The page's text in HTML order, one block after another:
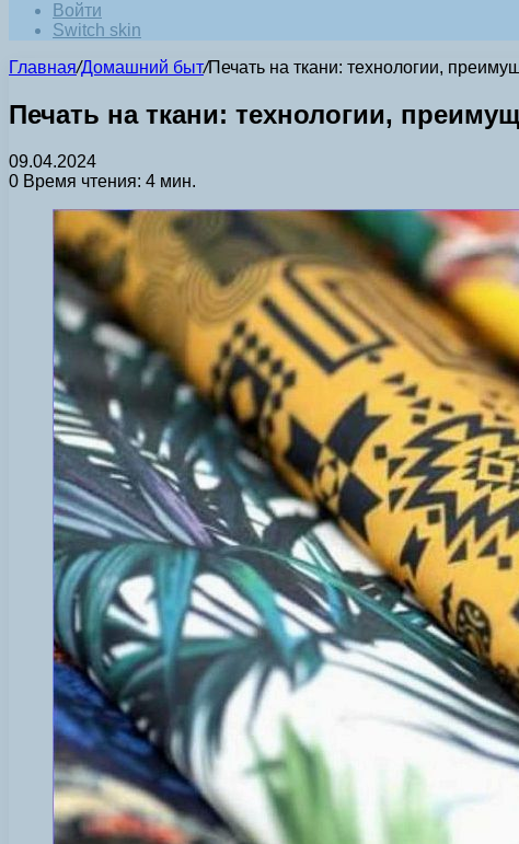
Войти
Switch skin
Главная/Домашний быт/Печать на ткани: технологии,
Печать на ткани: технологии,
09.04.2024
0 Время чтения: 4 мин.